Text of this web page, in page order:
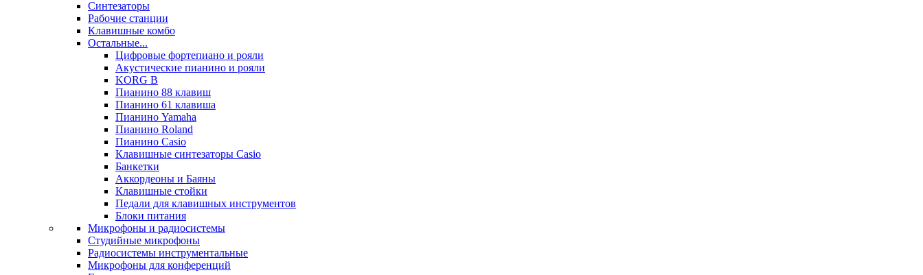
Синтезаторы
Рабочие станции
Клавишные комбо
Остальные...
Цифровые фортепиано и рояли
Акустические пианино и рояли
KORG B
Пианино 88 клавиш
Пианино 61 клавиша
Пианино Yamaha
Пианино Roland
Пианино Casio
Клавишные синтезаторы Casio
Банкетки
Аккордеоны и Баяны
Клавишные стойки
Педали для клавишных инструментов
Блоки питания
Микрофоны и радиосистемы
Студийные микрофоны
Радиосистемы инструментальные
Микрофоны для конференций